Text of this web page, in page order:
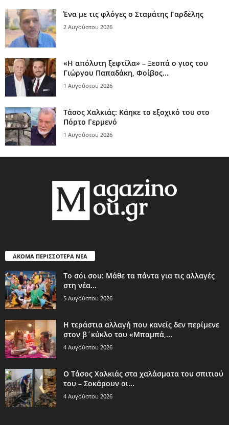
Ένα με τις φλόγες ο Σταμάτης Γαρδέλης
2 Αυγούστου 2026
«Η απόλυτη ξεφτίλα» – Ξεσπά ο γιος του
Γιώργου Παπαδάκη, Φοίβος...
1 Αυγούστου 2026
Τάσος Χαλκιάς: Κάηκε το εξοχικό του στο
Πόρτο Γερμενό
1 Αυγούστου 2026
ΑΚΟΜΑ ΠΕΡΙΣΣΟΤΕΡΑ ΝΕΑ
Το σόι σου: Μάθε τα πάντα για τις αλλαγές
στη νέα...
5 Αυγούστου 2026
Η τεράστια αλλαγή που κανείς δεν περίμενε
στον β΄κύκλο του «Μπαμπά,...
4 Αυγούστου 2026
Ο Τάσος Χαλκιάς στα χαλάσματα του σπιτιού
του – Σοκάρουν οι...
4 Αυγούστου 2026